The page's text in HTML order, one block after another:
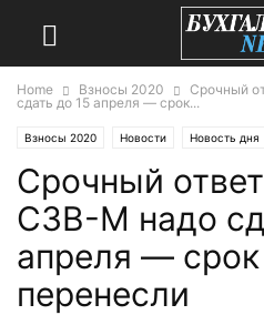
Home Взносы 2020
Срочный
сдать до 15 апреля — срок...
Взносы 2020 Новости Новость дня
Взносы 2019 ПФР 2019
Срочный
СЗВ-М надо
апреля — срок
перенесли